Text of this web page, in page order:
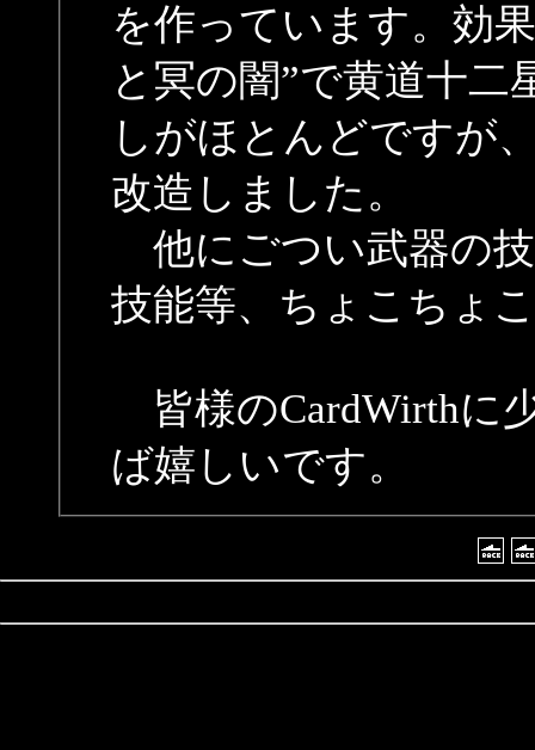
を作っています。効
と冥の闇”で黄道十二
しがほとんどですが
改造しました。
他にごつい武器の
技能等、ちょこちょ
皆様のCardWirthに
ば嬉しいです。